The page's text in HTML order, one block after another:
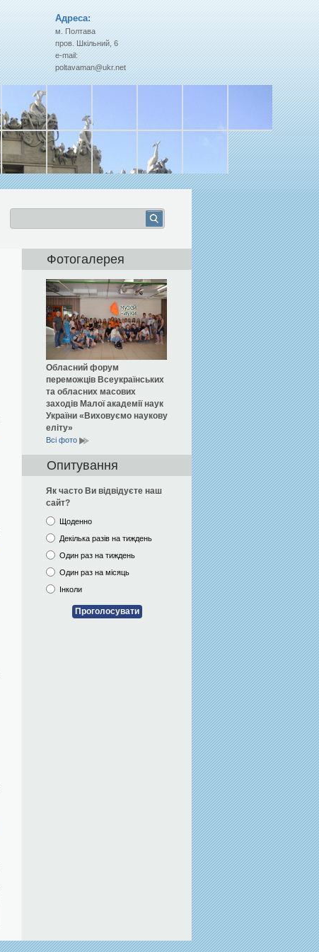
Адреса:
м. Полтава
пров. Шкільний, 6
e-mail:
poltavaman@ukr.net
Фотогалерея
Обласний форум
переможців Всеукраїнських
та обласних масових
заходів Малої академії наук
України «Виховуємо наукову
еліту»
Всi фото
Опитування
Як часто Ви відвідуєте наш
сайт?
Щоденно
Декілька разів на тиждень
Один раз на тиждень
Один раз на місяць
Інколи